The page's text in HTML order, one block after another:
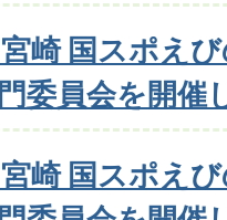
崎 国スポえ
委員会を開催
崎 国スポえ